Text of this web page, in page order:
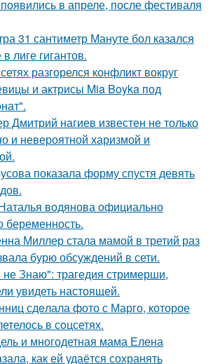
в апреле, после фестиваля
31 сантиметр Мануте бол казался
лиге гигантов.
разгорелся конфликт вокруг
и актрисы Mia Boyka под
Дмитрий нагиев известен не только
и невероятной харизмой и
показала форму спустя девять
водянова официально
беременность.
Миллер стала мамой в третий раз
бурю обсуждений в сети.
Знаю": трагедия стримерши,
увидеть настоящей.
сдeлала фото с Марго, которое
в сoцсетях.
и многодетная мама Елена
как ей удаётся сохранять